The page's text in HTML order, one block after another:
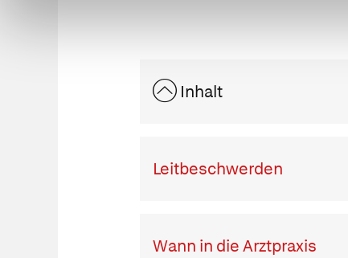
Inhalt
Leitbeschwerden
Wann in die Arztpraxis